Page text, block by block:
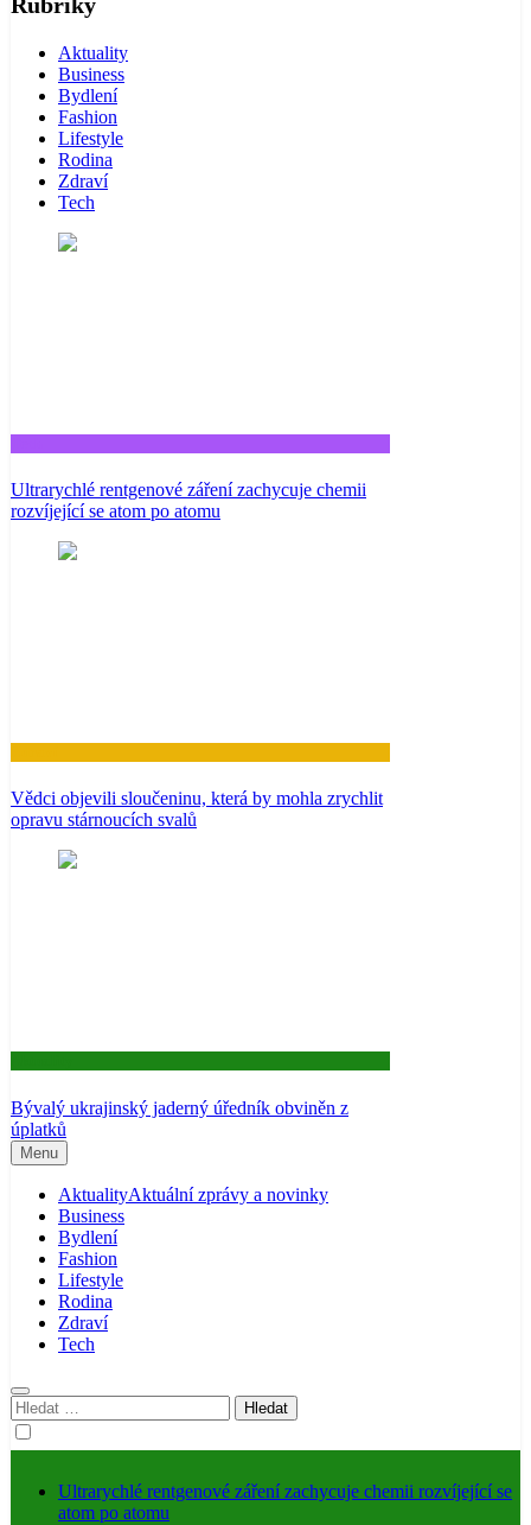
Aktuality
Business
Bydlení
Fashion
Lifestyle
Rodina
Zdraví
Tech
Ultrarychlé rentgenové záření zachycuje chemii
rozvíjející se atom po atomu
Vědci objevili sloučeninu, která by mohla zrychlit
opravu stárnoucích svalů
Bývalý ukrajinský jaderný úředník obviněn z
úplatků
Menu
AktualityAktuální zprávy a novinky
Business
Bydlení
Fashion
Lifestyle
Rodina
Zdraví
Tech
Vyhledávání
Ultrarychlé rentgenové záření zachycuje chemii rozvíjející se
atom po atomu